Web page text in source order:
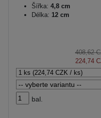
Šířka: 4,8 cm
Délka: 12 cm
408,62
224,74
bal.